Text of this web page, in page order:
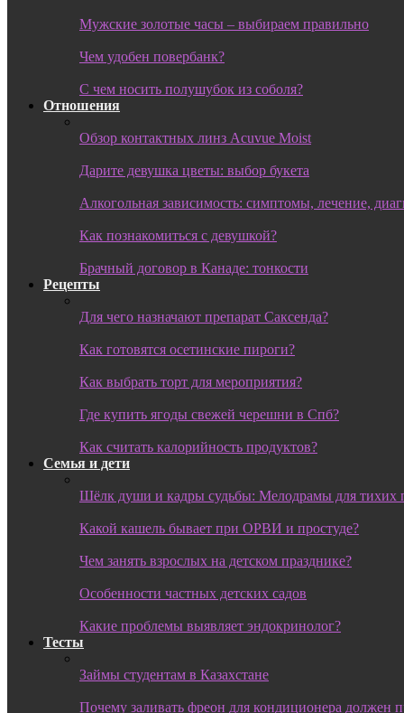
Мужские золотые часы – выбираем правильно
Чем удобен повербанк?
С чем носить полушубок из соболя?
Отношения
Обзор контактных линз Acuvue Moist
Дарите девушка цветы: выбор букета
Алкогольная зависимость: симптомы, лечение,
Как познакомиться с девушкой?
Брачный договор в Канаде: тонкости
Рецепты
Для чего назначают препарат Саксенда?
Как готовятся осетинские пироги?
Как выбрать торт для мероприятия?
Где купить ягоды свежей черешни в Спб?
Как считать калорийность продуктов?
Семья и дети
Шёлк души и кадры судьбы: Мелодрамы для тихих
Какой кашель бывает при ОРВИ и простуде?
Чем занять взрослых на детском празднике?
Особенности частных детских садов
Какие проблемы выявляет эндокринолог?
Тесты
Займы студентам в Казахстане
Почему заливать фреон для кондиционера должен